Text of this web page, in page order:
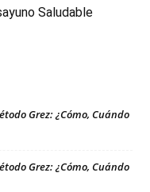
Saludable
Grez: ¿Cómo, Cuándo
Grez: ¿Cómo, Cuándo